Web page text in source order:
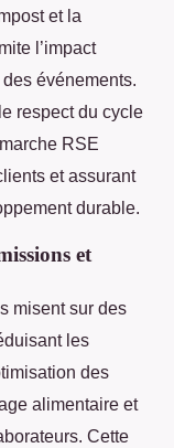
et la
l’impact
événements.
respect du cycle
RSE
et assurant
durable.
et
misent sur des
les
des
alimentaire et
Cette